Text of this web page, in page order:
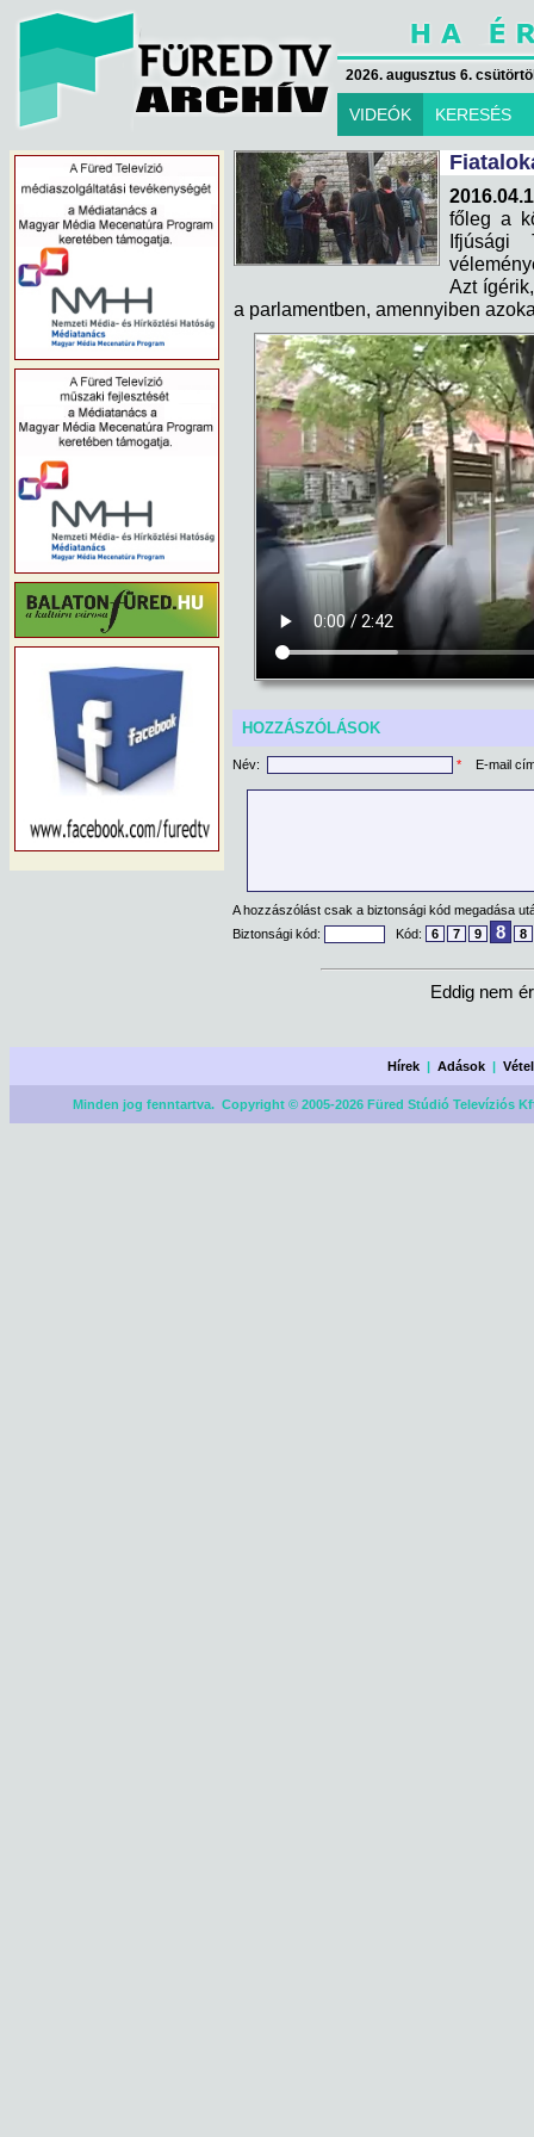
2026. augusztus 6.
VIDEÓK KERESÉS
főleg a
Ifjúsági
Azt
a parlamentben, amennyiben
HOZZÁSZÓLÁSOK
Név: * E-mail
A hozzászólást csak a biztonsági kód megadása
Biztonsági kód:
Kód: 6 7 9 8 8
Eddig nem
Hírek |Adások |
Minden jog fenntartva. Copyright © 2005-2026 Füred Stúdió Televíziós